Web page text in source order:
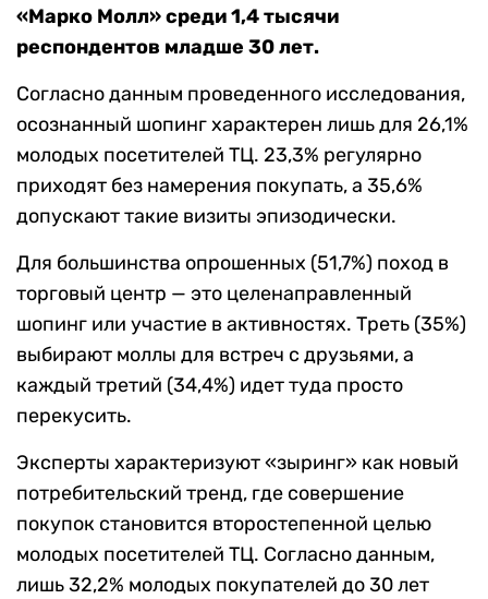
«Марко Молл» среди 1,4 тысячи
респондентов младше 30 лет.
Согласно данным проведенного исследования,
осознанный шопинг характерен лишь для 26,1%
молодых посетителей ТЦ. 23,3% регулярно
приходят без намерения покупать, а 35,6%
допускают такие визиты эпизодически.
Для большинства опрошенных (51,7%) поход в
торговый центр — это целенаправленный
шопинг или участие в активностях. Треть (35%)
выбирают моллы для встреч с друзьями, а
каждый третий (34,4%) идет туда просто
перекусить.
Эксперты характеризуют «зыринг» как новый
потребительский тренд, где совершение
покупок становится второстепенной целью
молодых посетителей ТЦ. Согласно данным,
лишь 32,2% молодых покупателей до 30 лет